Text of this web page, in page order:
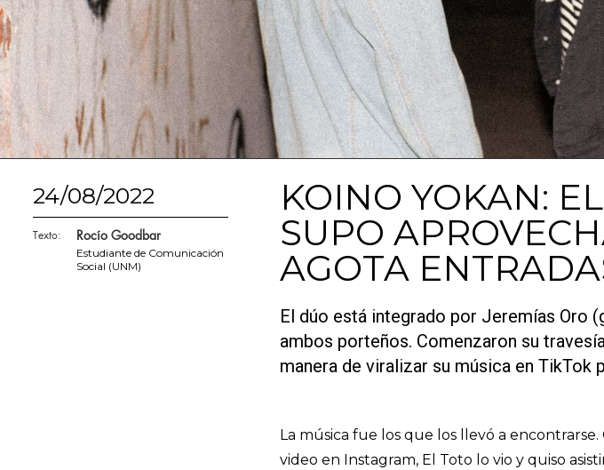
24/08/2022
Texto: Rocío Goodbar
Estudiante de Comunicación
Social (UNM)
KOINO YOKAN:
SUPO
AGOTA
El dúo está integrado por Jeremías Oro
ambos porteños. Comenzaron su
manera de viralizar su música en TikTok
La música fue los que los llevó a
video en Instagram, El Toto lo vio y quiso